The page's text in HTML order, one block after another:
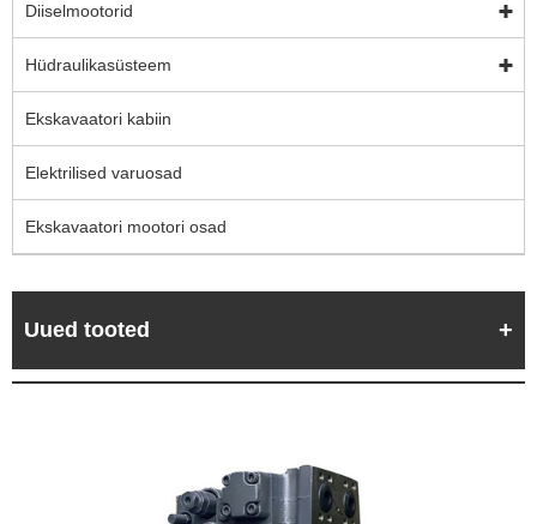
Diiselmootorid
Hüdraulikasüsteem
Ekskavaatori kabiin
Elektrilised varuosad
Ekskavaatori mootori osad
Uued tooted